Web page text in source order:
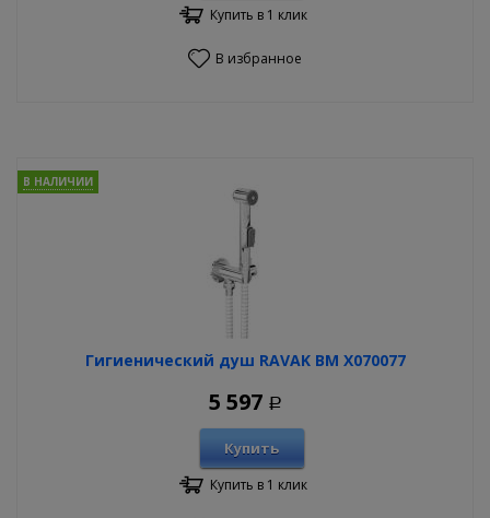
Купить в 1 клик
В избранное
Гигиенический душ RAVAK BM X070077
В НАЛИЧИИ
5 597 Р
Купить
Купить в 1 клик